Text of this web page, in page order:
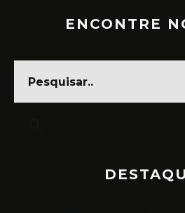
ENCONTRE